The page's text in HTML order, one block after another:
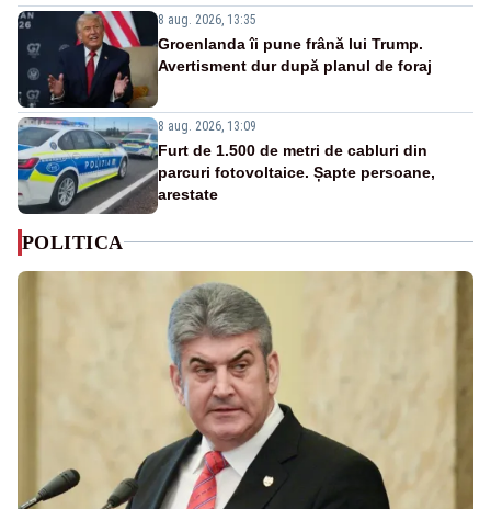
8 aug. 2026, 13:35
Groenlanda îi pune frână lui Trump.
Avertisment dur după planul de foraj
8 aug. 2026, 13:09
Furt de 1.500 de metri de cabluri din
parcuri fotovoltaice. Șapte persoane,
arestate
POLITICA